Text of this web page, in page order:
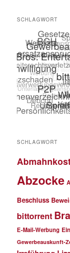
SCHLAGWORT
SCHLAGWORT
Abzocke
Beschluss
bittorrent
E-Mail-Werbung
Gewerbeauskunft-